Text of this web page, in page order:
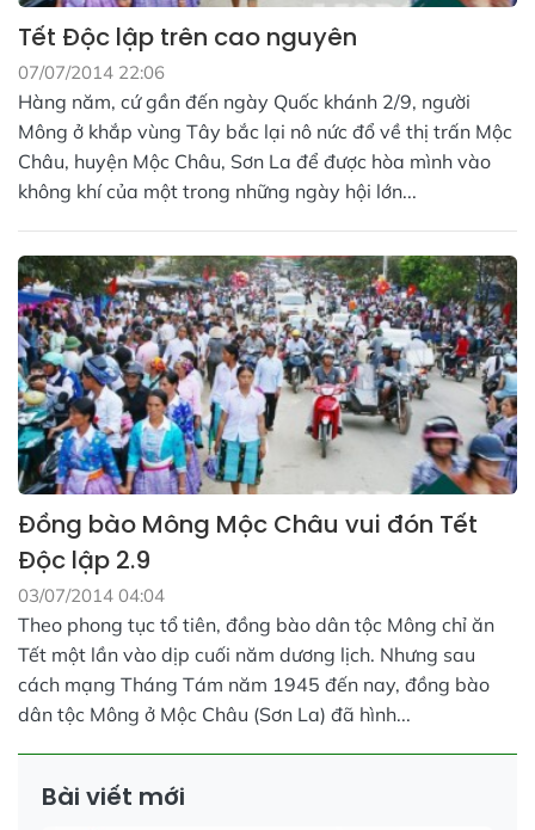
Tết Độc lập trên cao nguyên
07/07/2014 22:06
Hàng năm, cứ gần đến ngày Quốc khánh 2/9, người
Mông ở khắp vùng Tây bắc lại nô nức đổ về thị trấn Mộc
Châu, huyện Mộc Châu, Sơn La để được hòa mình vào
không khí của một trong những ngày hội lớn...
Đồng bào Mông Mộc Châu vui đón Tết
Độc lập 2.9
03/07/2014 04:04
Theo phong tục tổ tiên, đồng bào dân tộc Mông chỉ ăn
Tết một lần vào dịp cuối năm dương lịch. Nhưng sau
cách mạng Tháng Tám năm 1945 đến nay, đồng bào
dân tộc Mông ở Mộc Châu (Sơn La) đã hình...
Bài viết mới